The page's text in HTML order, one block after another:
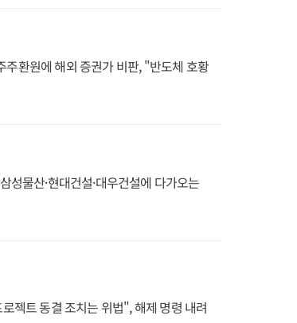
주환원에 해외 증권가 비판, "반도체 호황
성물산·현대건설·대우건설에 다가오는
젝트 동결 조치는 위법", 해제 명령 내려